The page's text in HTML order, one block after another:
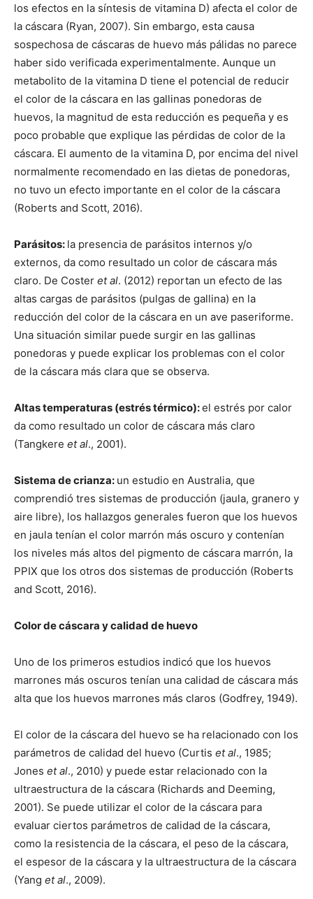
los efectos en la síntesis de vitamina D) afecta el color de
la cáscara (Ryan, 2007). Sin embargo, esta causa
sospechosa de cáscaras de huevo más pálidas no parece
haber sido verificada experimentalmente. Aunque un
metabolito de la vitamina D tiene el potencial de reducir
el color de la cáscara en las gallinas ponedoras de
huevos, la magnitud de esta reducción es pequeña y es
poco probable que explique las pérdidas de color de la
cáscara. El aumento de la vitamina D, por encima del nivel
normalmente recomendado en las dietas de ponedoras,
no tuvo un efecto importante en el color de la cáscara
(Roberts and Scott, 2016).
Parásitos: la presencia de parásitos internos y/o
externos, da como resultado un color de cáscara más
claro. De Coster et al. (2012) reportan un efecto de las
altas cargas de parásitos (pulgas de gallina) en la
reducción del color de la cáscara en un ave paseriforme.
Una situación similar puede surgir en las gallinas
ponedoras y puede explicar los problemas con el color
de la cáscara más clara que se observa.
Altas temperaturas (estrés térmico):el estrés por calor
da como resultado un color de cáscara más claro
(Tangkere et al., 2001).
Sistema de crianza: un estudio en Australia, que
comprendió tres sistemas de producción (jaula, granero y
aire libre), los hallazgos generales fueron que los huevos
en jaula tenían el color marrón más oscuro y contenían
los niveles más altos del pigmento de cáscara marrón, la
PPIX que los otros dos sistemas de producción (Roberts
and Scott, 2016).
Color de cáscara y calidad de huevo
Uno de los primeros estudios indicó que los huevos
marrones más oscuros tenían una calidad de cáscara más
alta que los huevos marrones más claros (Godfrey, 1949).
El color de la cáscara del huevo se ha relacionado con los
parámetros de calidad del huevo (Curtis et al., 1985;
Jones et al., 2010) y puede estar relacionado con la
ultraestructura de la cáscara (Richards and Deeming,
2001). Se puede utilizar el color de la cáscara para
evaluar ciertos parámetros de calidad de la cáscara,
como la resistencia de la cáscara, el peso de la cáscara,
el espesor de la cáscara y la ultraestructura de la cáscara
(Yang et al., 2009).